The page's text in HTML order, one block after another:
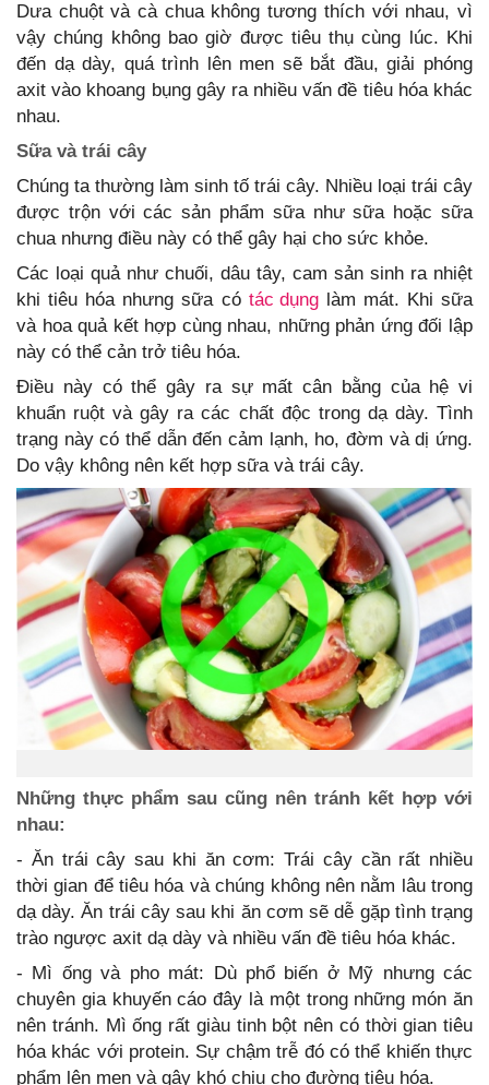
Dưa chuột và cà chua không tương thích với nhau, vì
vậy chúng không bao giờ được tiêu thụ cùng lúc. Khi
đến dạ dày, quá trình lên men sẽ bắt đầu, giải phóng
axit vào khoang bụng gây ra nhiều vấn đề tiêu hóa khác
nhau.
Sữa và trái cây
Chúng ta thường làm sinh tố trái cây. Nhiều loại trái cây
được trộn với các sản phẩm sữa như sữa hoặc sữa
chua nhưng điều này có thể gây hại cho sức khỏe.
Các loại quả như chuối, dâu tây, cam sản sinh ra nhiệt
khi tiêu hóa nhưng sữa có tác dụnglàm mát. Khi sữa
và hoa quả kết hợp cùng nhau, những phản ứng đối lập
này có thể cản trở tiêu hóa.
Điều này có thể gây ra sự mất cân bằng của hệ vi
khuẩn ruột và gây ra các chất độc trong dạ dày. Tình
trạng này có thể dẫn đến cảm lạnh, ho, đờm và dị ứng.
Do vậy không nên kết hợp sữa và trái cây.
Những thực phẩm sau cũng nên tránh kết hợp với
nhau:
- Ăn trái cây sau khi ăn cơm: Trái cây cần rất nhiều
thời gian để tiêu hóa và chúng không nên nằm lâu trong
dạ dày. Ăn trái cây sau khi ăn cơm sẽ dễ gặp tình trạng
trào ngược axit dạ dày và nhiều vấn đề tiêu hóa khác.
- Mì ống và pho mát: Dù phổ biến ở Mỹ nhưng các
chuyên gia khuyến cáo đây là một trong những món ăn
nên tránh. Mì ống rất giàu tinh bột nên có thời gian tiêu
hóa khác với protein. Sự chậm trễ đó có thể khiến thực
phẩm lên men và gây khó chịu cho đường tiêu hóa.